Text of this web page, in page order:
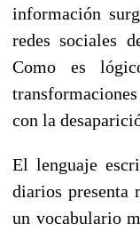
información
redes sociales
Como es
con la
El lenguaje
diarios presenta
un vocabulario